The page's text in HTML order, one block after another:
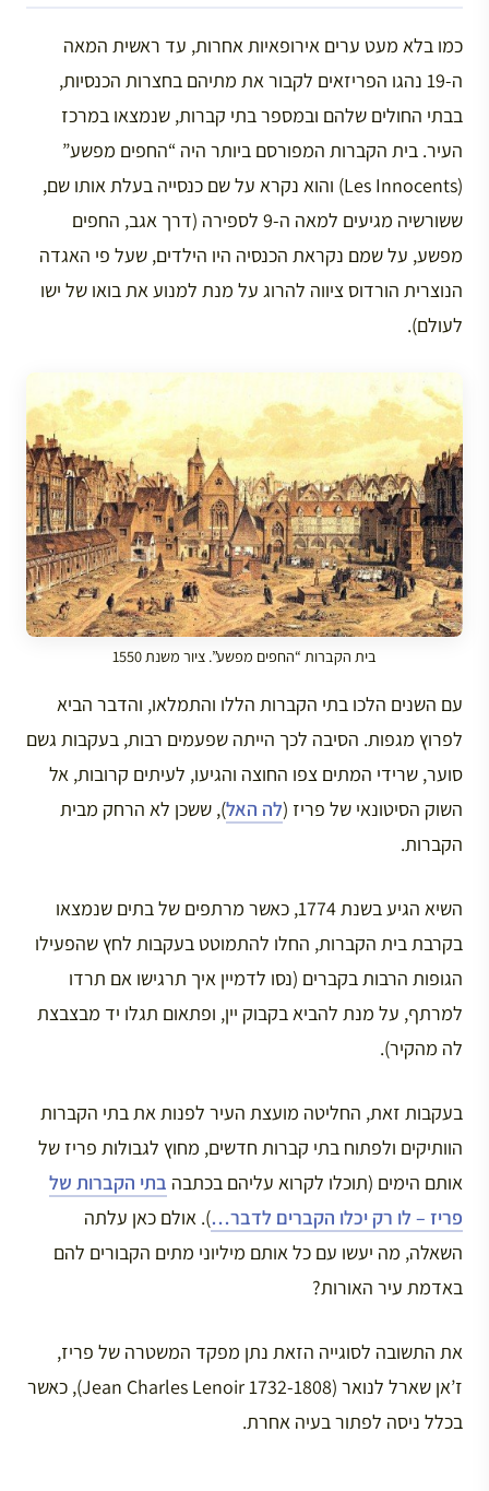
כמו בלא מעט ערים אירופאיות אחרות, עד ראשית המאה
ה-19 נהגו הפריזאים לקבור את מתיהם בחצרות הכנסיות,
בבתי החולים שלהם ובמספר בתי קברות, שנמצאו במרכז
העיר. בית הקברות המפורסם ביותר היה “החפים מפשע”
(Les Innocents) והוא נקרא על שם כנסייה בעלת אותו שם,
ששורשיה מגיעים למאה ה-9 לספירה (דרך אגב, החפים
מפשע, על שמם נקראת הכנסיה היו הילדים, שעל פי האגדה
הנוצרית הורדוס ציווה להרוג על מנת למנוע את בואו של ישו
לעולם).
בית הקברות “החפים מפשע”. ציור משנת 1550
עם השנים הלכו בתי הקברות הללו והתמלאו, והדבר הביא
לפרוץ מגפות. הסיבה לכך הייתה שפעמים רבות, בעקבות גשם
סוער, שרידי המתים צפו החוצה והגיעו, לעיתים קרובות, אל
השוק הסיטונאי של פריז (לה האל), ששכן לא הרחק מבית
הקברות.
השיא הגיע בשנת 1774, כאשר מרתפים של בתים שנמצאו
בקרבת בית הקברות, החלו להתמוטט בעקבות לחץ שהפעילו
הגופות הרבות בקברים (נסו לדמיין איך תרגישו אם תרדו
למרתף, על מנת להביא בקבוק יין, ופתאום תגלו יד מבצבצת
לה מהקיר).
בעקבות זאת, החליטה מועצת העיר לפנות את בתי הקברות
הוותיקים ולפתוח בתי קברות חדשים, מחוץ לגבולות פריז של
אותם הימים (תוכלו לקרוא עליהם בכתבה בתי הקברות של
פריז – לו רק יכלו הקברים לדבר…). אולם כאן עלתה
השאלה, מה יעשו עם כל אותם מיליוני מתים הקבורים להם
באדמת עיר האורות?
את התשובה לסוגייה הזאת נתן מפקד המשטרה של פריז,
ז’אן שארל לנואר (Jean Charles Lenoir 1732-1808), כאשר
בכלל ניסה לפתור בעיה אחרת.